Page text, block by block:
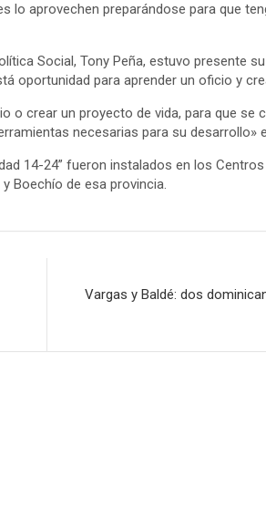
lo aprovechen preparándose para que
Social, Tony Peña, estuvo presente
oportunidad para aprender un oficio y
o crear un proyecto de vida, para que se
necesarias para su desarrollo»
14-24” fueron instalados en los
Boechío de esa provincia.
Vargas y Baldé: dos